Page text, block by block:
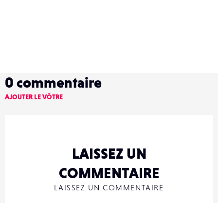
0 commentaire
AJOUTER LE VÔTRE
LAISSEZ UN
COMMENTAIRE
LAISSEZ UN COMMENTAIRE